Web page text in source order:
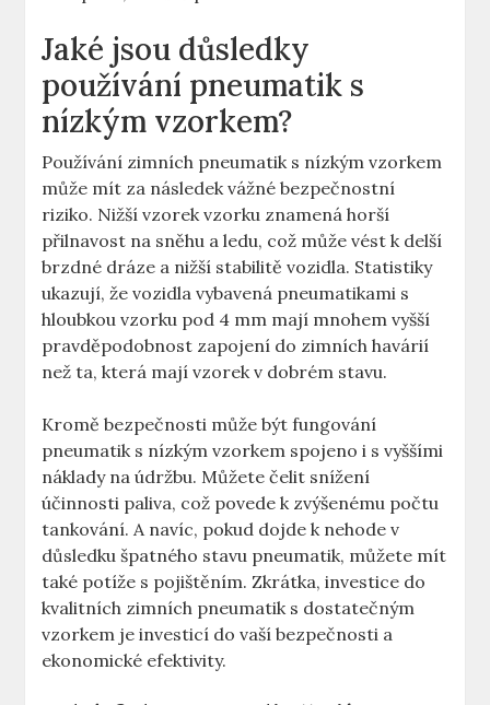
Jaké jsou důsledky
používání pneumatik s
nízkým vzorkem?
Používání zimních pneumatik s nízkým vzorkem
může mít za následek vážné bezpečnostní
riziko. Nižší vzorek vzorku znamená horší
přilnavost na sněhu a ledu, což může vést k delší
brzdné dráze a nižší stabilitě vozidla. Statistiky
ukazují, že vozidla vybavená pneumatikami s
hloubkou vzorku pod 4 mm mají mnohem vyšší
pravděpodobnost zapojení do zimních havárií
než ta, která mají vzorek v dobrém stavu.
Kromě bezpečnosti může být fungování
pneumatik s nízkým vzorkem spojeno i s vyššími
náklady na údržbu. Můžete čelit snížení
účinnosti paliva, což povede k zvýšenému počtu
tankování. A navíc, pokud dojde k nehode v
důsledku špatného stavu pneumatik, můžete mít
také potíže s pojištěním. Zkrátka, investice do
kvalitních zimních pneumatik s dostatečným
vzorkem je investicí do vaší bezpečnosti a
ekonomické efektivity.